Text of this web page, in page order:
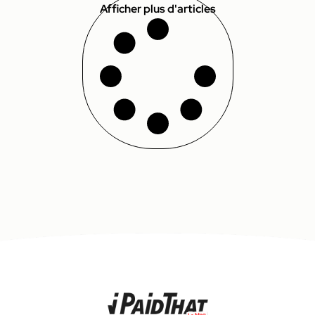
Afficher plus d'articles